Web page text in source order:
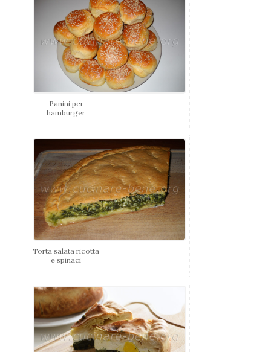
Panini per
hamburger
Torta salata ricotta
e spinaci